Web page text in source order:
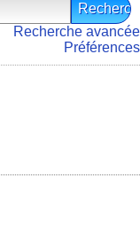
Recherche avancée
Préférences